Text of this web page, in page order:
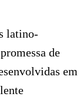
latino-
de
em